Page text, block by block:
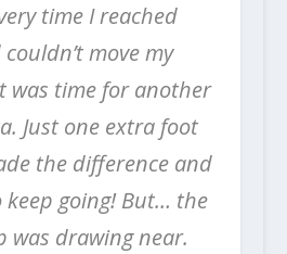
time I reached
move my
was time for another
Just one extra foot
the difference and
keep going! But… the
was drawing near.